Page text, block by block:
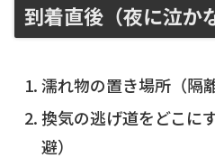
到着直後（夜に泣か
濡れ物の置き場所（隔
換気の逃げ道をどこに
避）